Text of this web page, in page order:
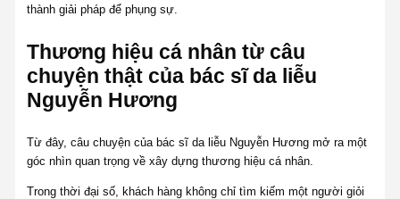
thành giải pháp để phụng sự.
Thương hiệu cá nhân từ câu
chuyện thật của bác sĩ da liễu
Nguyễn Hương
Từ đây, câu chuyện của bác sĩ da liễu Nguyễn Hương mở ra một
góc nhìn quan trọng về xây dựng thương hiệu cá nhân.
Trong thời đại số, khách hàng không chỉ tìm kiếm một người giỏi